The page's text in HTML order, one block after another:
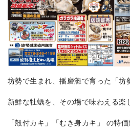
坊勢で生まれ、播磨灘で育った「坊
新鮮な牡蠣を、その場で味わえる楽
「殻付カキ」「むき身カキ」 の特